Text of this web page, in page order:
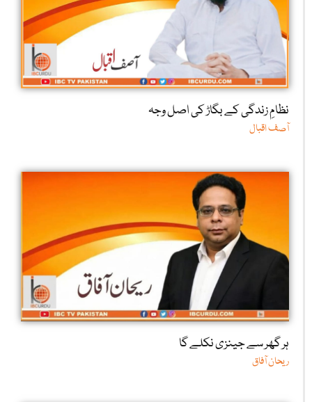
نظامِ زندگی کے بگاڑ کی اصل وجہ
آصف اقبال
ہر گھر سے جینزی نکلے گا
ریحان آفاق